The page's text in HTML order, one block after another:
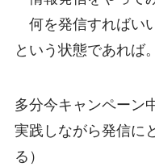
何を発信すればい
という状態であれば。
多分今キャンペーン
実践しながら発信に
る）